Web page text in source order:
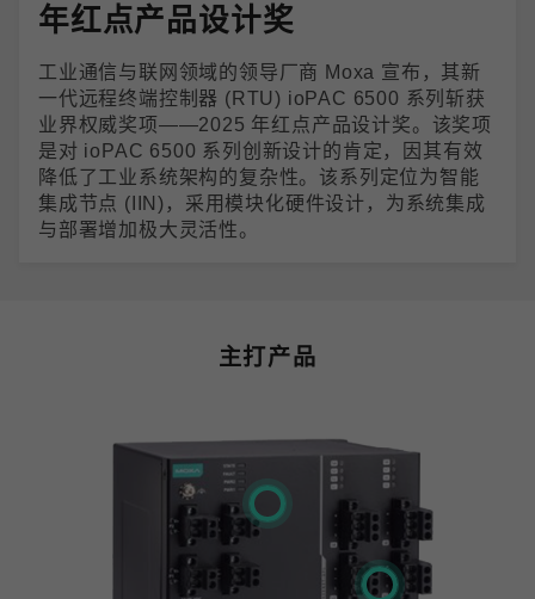
年红点产品设计奖
工业通信与联网领域的领导厂商 Moxa 宣布，其新
一代远程终端控制器 (RTU) ioPAC 6500 系列斩获
业界权威奖项——2025 年红点产品设计奖。该奖项
是对 ioPAC 6500 系列创新设计的肯定，因其有效
降低了工业系统架构的复杂性。该系列定位为智能
集成节点 (IIN)，采用模块化硬件设计，为系统集成
与部署增加极大灵活性。
主打产品